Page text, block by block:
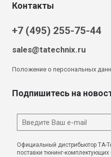
Контакты
+7 (495) 255-75-44
sales@tatechnix.ru
Положение о персональных
Подпишитесь на
Официальный дистрибьютор TA-
поставки тюнинг-комплектующих